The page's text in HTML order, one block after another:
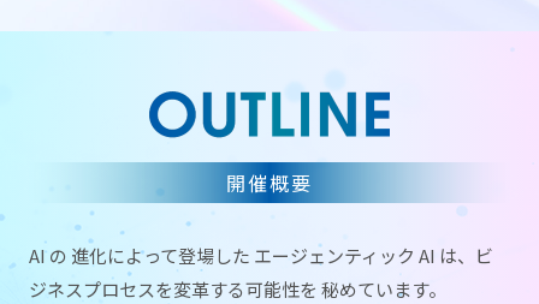
多数のお申し込みを ありがとうございました。
開催概要
AI の 進化によって登場した エージェンティック AI は、 ビ
ジネスプロセスを変革する可能性を 秘めています。